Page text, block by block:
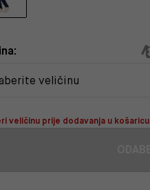
veličinu prije dodavanja u košaricu